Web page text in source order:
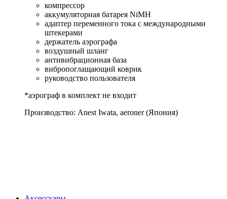
компрессор
аккумуляторная батарея NiMH
адаптер переменного тока с международными
штекерами
держатель аэрографа
воздушный шланг
антивибрационная база
вибропоглащающий коврик
руководство пользователя
*аэрограф в комплект не входит
Производство: Anest Iwata, aeroner (Япония)